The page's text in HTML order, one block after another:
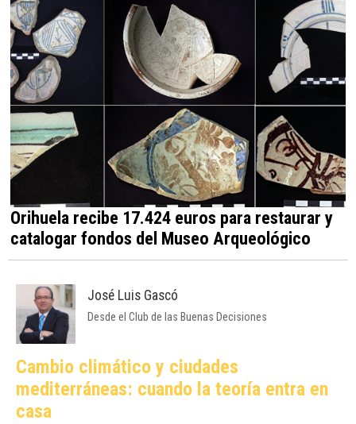
Orihuela recibe 17.424 euros para restaurar y
catalogar fondos del Museo Arqueológico
José Luis Gascó
Desde el Club de las Buenas Decisiones
Cambio climático y ciudades
mediterráneas: cuando la teoría entra en
casa